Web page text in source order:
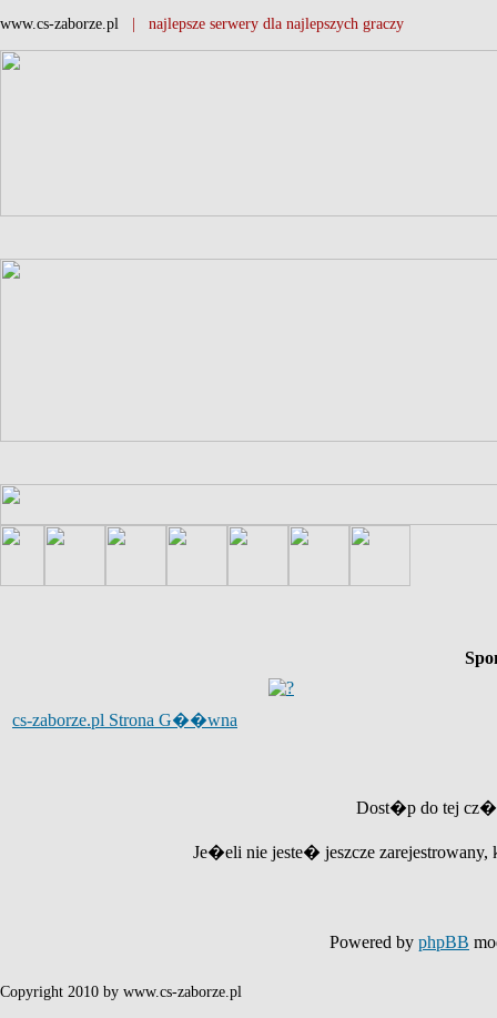
www.cs-zaborze.pl | najlepsze serwery dla najlepszych graczy
cs-zaborze.pl Strona G��wna
Dost�p do tej
Je�eli nie jeste� jeszcze
Powered by phpBB
Copyright 2010 by www.cs-zaborze.pl